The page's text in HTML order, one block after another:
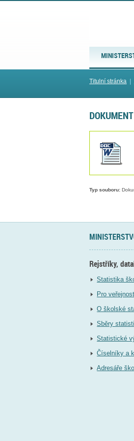
Titulní stránka
Typ souboru:
Rejstříky,
Statistika
Pro veřejnost
O školské
Sběry
Statistické
Číselníky a
Adresáře